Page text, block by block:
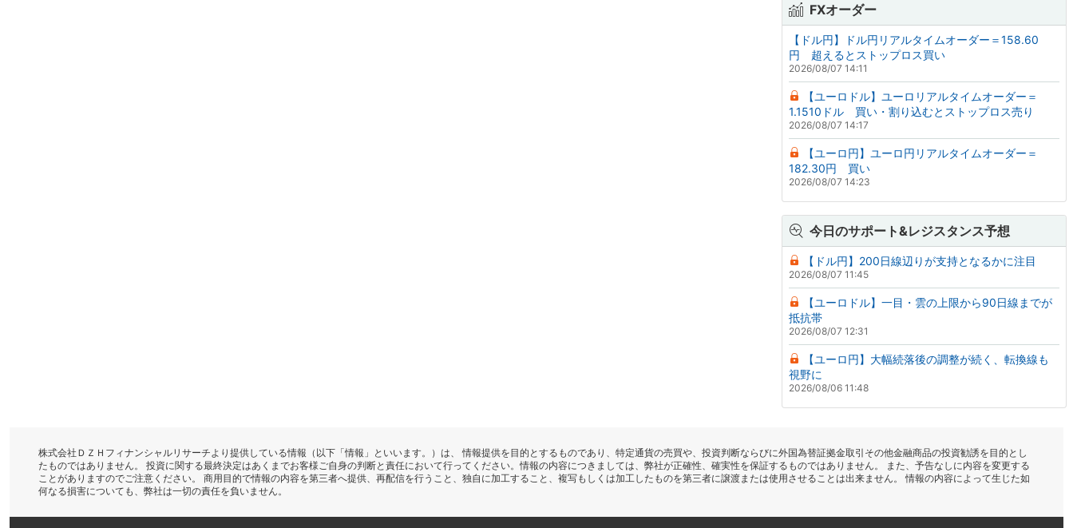
FXオーダー
【ドル円】ドル円リアルタイムオーダー＝158.60
円 超えるとストップロス買い
2026/08/07 14:11
【ユーロドル】ユーロリアルタイムオーダー＝
1.1510ドル 買い・割り込むとストップロス売り
2026/08/07 14:17
【ユーロ円】ユーロ円リアルタイムオーダー＝
182.30円 買い
2026/08/07 14:23
今日のサポート&レジスタンス予想
【ドル円】200日線辺りが支持となるかに注目
2026/08/07 11:45
【ユーロドル】一目・雲の上限から90日線までが
抵抗帯
2026/08/07 12:31
【ユーロ円】大幅続落後の調整が続く、転換線も
視野に
2026/08/06 11:48
株式会社ＤＺＨフィナンシャルリサーチより提供している情報（以下「情報」といいます。）は、 情報提供を目的とするものであり、特定通貨の売買や、投資判断ならびに外国為替証拠金取引その他金融商品の投資勧誘を目的とし
たものではありません。 投資に関する最終決定はあくまでお客様ご自身の判断と責任において行ってください。情報の内容につきましては、弊社が正確性、確実性を保証するものではありません。 また、予告なしに内容を変更する
ことがありますのでご注意ください。 商用目的で情報の内容を第三者へ提供、再配信を行うこと、独自に加工すること、複写もしくは加工したものを第三者に譲渡または使用させることは出来ません。 情報の内容によって生じた如
何なる損害についても、弊社は一切の責任を負いません。